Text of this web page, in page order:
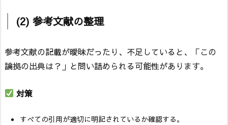
(2) 参考文献の整理
参考文献の記載が曖昧だったり、不足していると、「この
論拠の出典は？」と問い詰められる可能性があります。
対策
すべての引用が適切に明記されているか確認する。